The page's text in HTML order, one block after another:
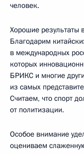
человек.
Хорошие результаты
Благодарим
в международных
которых
БРИКС и многие
из самых
Считаем, что спорт
от политизации.
Особое внимание
оцениваем